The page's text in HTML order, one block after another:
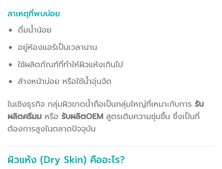
สาเหตุที่พบบ่อย
ดื่มน้ำน้อย
อยู่ห้องแอร์เป็นเวลานาน
ใช้ผลิตภัณฑ์ที่ทำให้ผิวแห้งเกินไป
ล้างหน้าบ่อย หรือใช้น้ำอุ่นจัด
ในเชิงธุรกิจ กลุ่มผิวขาดน้ำถือเป็นกลุ่มใหญ่ที่เหมาะกับการ รับ
ผลิตครีมม หรือ รับผลิตOEM สูตรเติมความชุ่มชื้น ซึ่งเป็นที่
ต้องการสูงในตลาดปัจจุบัน
ผิวแห้ง (Dry Skin) คืออะไร?